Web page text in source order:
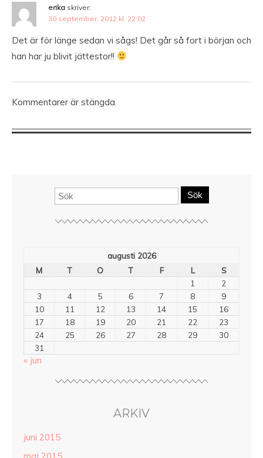
erika skriver:
30 september, 2012 kl. 22:02
Det är för länge sedan vi sågs! Det går så fort i början och
han har ju blivit jättestor!!
Kommentarer är stängda.
Sök
augusti 2026
M
T O T F L
S
1
2
3
4 5 6 7 8
9
10
11 12 13 14 15
16
17
18 19 20 21 22
23
24
25 26 27 28 29
30
31
« jun
ARKIV
juni 2015